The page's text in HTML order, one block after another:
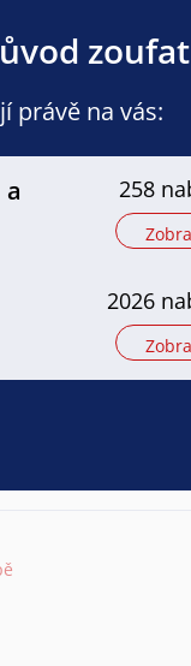
právě na vás:
258
2026